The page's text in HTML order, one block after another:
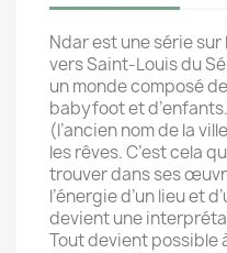
Ndar est une série
vers Saint-Louis du
un monde composé
babyfoot et
(l’ancien nom de la
les rêves. C’est cela
trouver dans ses
l’énergie d’un lieu et
devient une
Tout devient possible